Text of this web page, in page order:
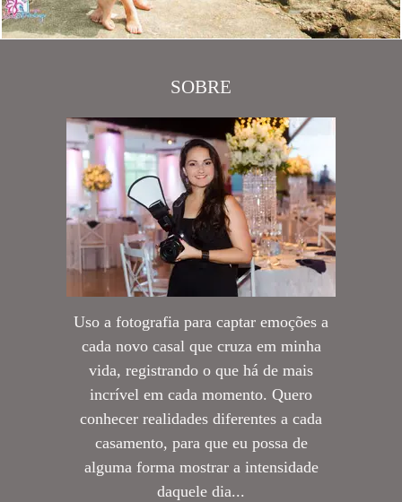
SOBRE
Uso a fotografia para captar emoções a
cada novo casal que cruza em minha
vida, registrando o que há de mais
incrível em cada momento. Quero
conhecer realidades diferentes a cada
casamento, para que eu possa de
alguma forma mostrar a intensidade
daquele dia...